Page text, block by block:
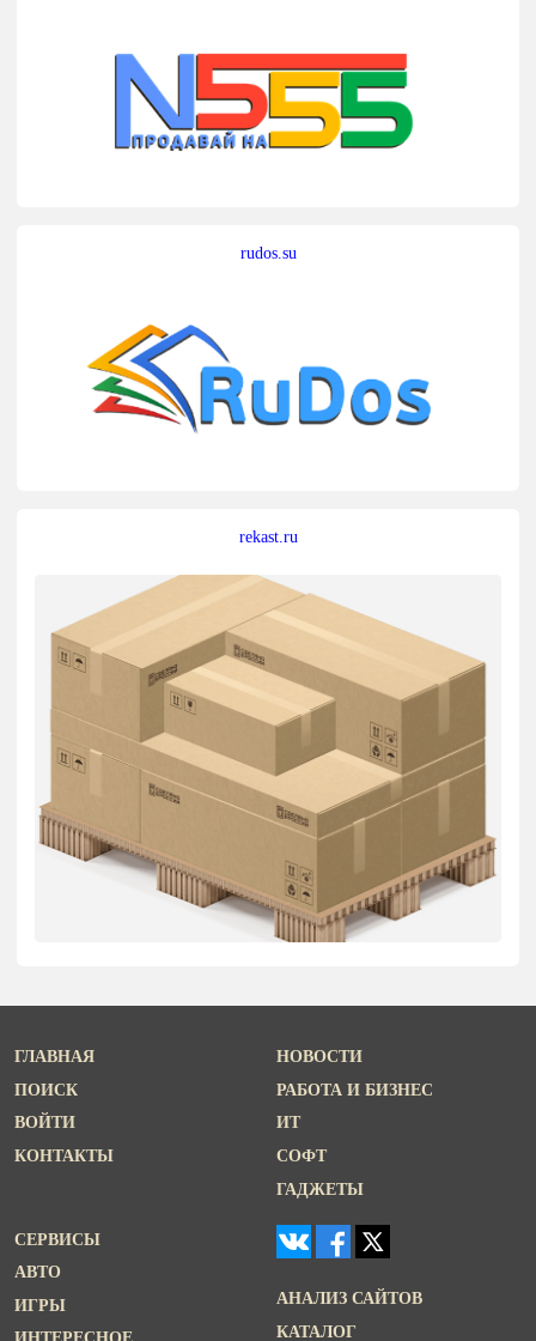
rudos.su
rekast.ru
ГЛАВНАЯ
ПОИСК
ВОЙТИ
КОНТАКТЫ
НОВОСТИ
РАБОТА И БИЗНЕС
ИТ
СОФТ
ГАДЖЕТЫ
СЕРВИСЫ
АВТО
ИГРЫ
АНАЛИЗ САЙТОВ
КАТАЛОГ